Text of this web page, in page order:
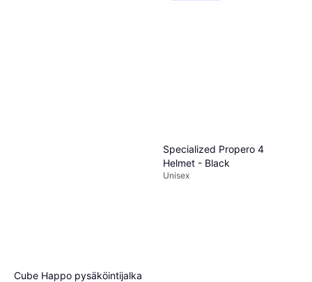
Cube Happo pysäköintijalka
Specialized Propero 4
Helmet - Black
Unisex